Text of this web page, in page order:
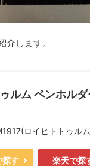
します。
ルム ペンホル
ロイヒトトゥル
す 楽天で探